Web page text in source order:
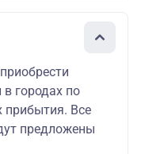
городах по
прибытия. Все
предложены